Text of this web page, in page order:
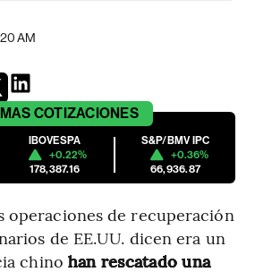
AM
COTIZACIONES
IBOVESPA
+0.22%
178,387.16
S&P/BMV IPC
+0.36%
66,936.87
operaciones de recuperación
de EE.UU. dicen era un
chino han rescatado una